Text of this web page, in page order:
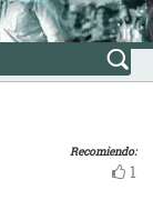
Recomiendo:
1